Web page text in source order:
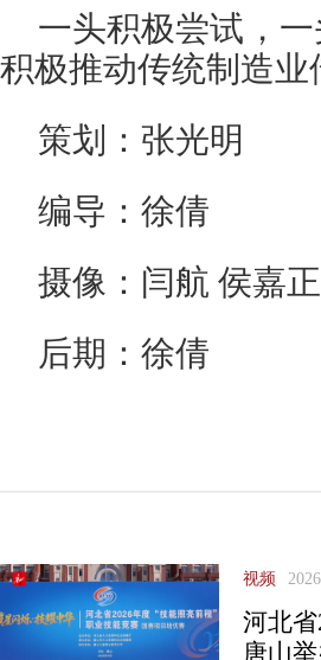
一头积极尝试，
积极推动传统制造业
策划：张光明
编导：徐倩
摄像：闫航 侯嘉正
后期：徐倩
视频
河北
唐山